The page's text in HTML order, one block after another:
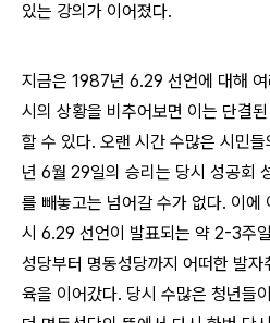
있는 강의가 이어졌다.
지금은 1987년 6.29 선언에 대해
시의 상황을 비추어보면 이는 단결
할 수 있다. 오랜 시간 수많은 시민
년 6월 29일의 승리는 당시 성공회
를 빼놓고는 넘어갈 수가 없다. 이에
시 6.29 선언이 발표되는 약 2-3주
성당부터 명동성당까지 어떠한 발
육을 이어갔다. 당시 수많은 청년들